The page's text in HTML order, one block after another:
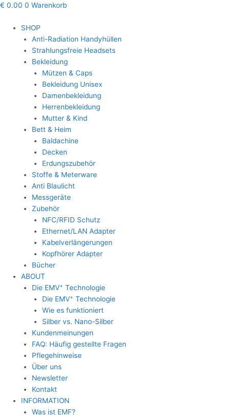
€ 0.00 0 Warenkorb
SHOP
Anti-Radiation Handyhüllen
Strahlungsfreie Headsets
Bekleidung
Mützen & Caps
Bekleidung Unisex
Damenbekleidung
Herrenbekleidung
Mutter & Kind
Bett & Heim
Baldachine
Decken
Erdungszubehör
Stoffe & Meterware
Anti Blaulicht
Messgeräte
Zubehör
NFC/RFID Schutz
Ethernet/LAN Adapter
Kabelverlängerungen
Kopfhörer Adapter
Bücher
ABOUT
Die EMV+ Technologie
Die EMV+ Technologie
Wie es funktioniert
Silber vs. Nano-Silber
Kundenmeinungen
FAQ: Häufig gestellte Fragen
Pflegehinweise
Über uns
Newsletter
Kontakt
INFORMATION
Was ist EMF?